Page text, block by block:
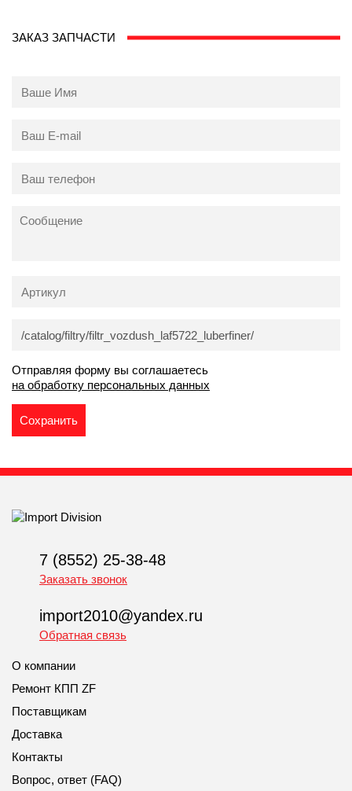
ЗАКАЗ ЗАПЧАСТИ
Отправляя форму вы соглашаетесь
на обработку персональных данных
7 (8552) 25-38-48
Заказать звонок
import2010@yandex.ru
Обратная связь
О компании
Ремонт КПП ZF
Поставщикам
Доставка
Контакты
Вопрос, ответ (FAQ)